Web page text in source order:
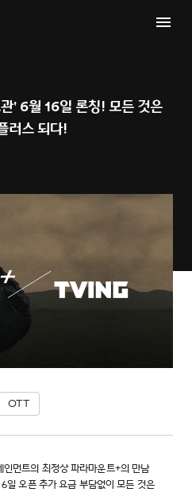
' 6월 16일 론칭! 모든 것은
러스 되다!
OTT
먼트의 최정상 파라마운트+의 만남
일 오픈 추가 요금 부담없이 모든 것은